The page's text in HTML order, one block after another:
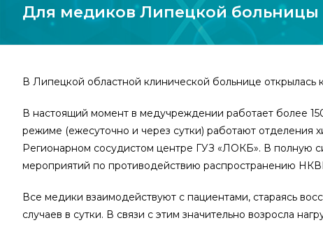
Для медиков Липецкой больницы
В Липецкой областной клинической больнице открылась
В настоящий момент в медучреждении работает более
режиме (ежесуточно и через сутки) работают отделения
Регионарном сосудистом центре ГУЗ «ЛОКБ». В полную
мероприятий по противодействию распространению
Все медики взаимодействуют с пациентами, стараясь
случаев в сутки. В связи с этим значительно возросла